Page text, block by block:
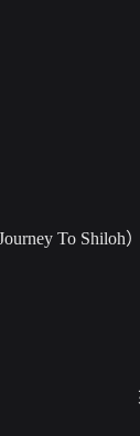
To Shiloh）